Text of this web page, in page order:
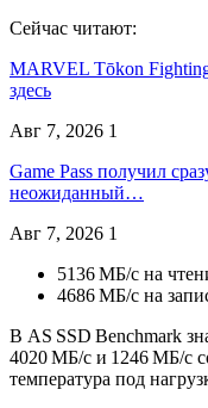
Сейчас читают:
MARVEL Tōkon
здесь
Авг 7, 2026 1
Game Pass получил
неожиданный…
Авг 7, 2026 1
5136 МБ/с на
4686 МБ/с на
В AS SSD Benchmark
4020 МБ/с и 1246 МБ/с
температура под